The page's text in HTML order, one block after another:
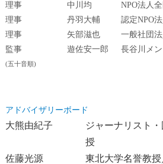
理事
中川均
NPO法人
理事
丹羽大輔
認定NPO
理事
矢部滋也
一般社団
監事
遊佐安一郎 長谷川メ
(五十音順)
アドバイザリーボード
大熊由紀子
ジャーナリスト
授
佐藤光源
東北大学名誉教